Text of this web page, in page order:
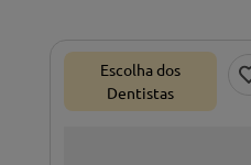
Escolha dos
Dentistas